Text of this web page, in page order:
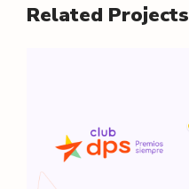
Related Projects